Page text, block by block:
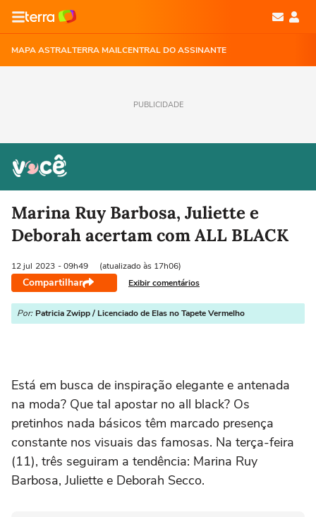
MAPA ASTRALTERRA MAILCENTRAL DO ASSINANTE
PUBLICIDADE
Marina Ruy Barbosa, Juliette e
Deborah acertam com ALL BLACK
12 jul 2023 - 09h49 (atualizado às 17h06)
Compartilhar Exibir comentários
Por: Patricia Zwipp / Licenciado de Elas no Tapete Vermelho
Está em busca de inspiração elegante e antenada
na moda? Que tal apostar no all black? Os
pretinhos nada básicos têm marcado presença
constante nos visuais das famosas. Na terça-feira
(11), três seguiram a tendência: Marina Ruy
Barbosa, Juliette e Deborah Secco.